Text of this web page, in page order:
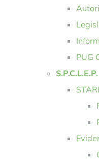
PUG
S.P.C.L.E.P.